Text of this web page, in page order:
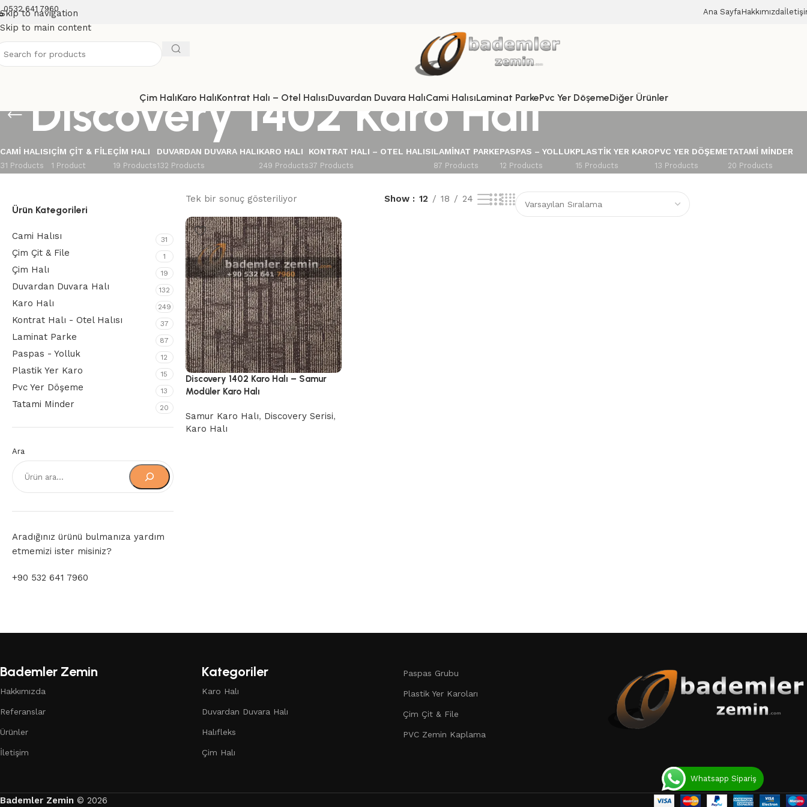
Skip to navigation
Skip to main content
0532 641 7960 Ana SayfaHakkımızda
Çim HalıKaro HalıKontrat Halı – Otel HalısıDuvardan Duvara HalıCami HalısıLaminat ParkePvc Yer DöşemeDiğer Ürünler
Discovery 1402 Karo Halı
CAMI HALISI
31 Products
ÇIM ÇIT & FILE
1 Product
ÇIM HALI
19 Products
DUVARDAN DUVARA HALI
132 Products
KARO HALI
249 Products
KONTRAT HALI – OTEL HALISI
37 Products
LAMINAT PARKE
87 Products
PASPAS – YOLLUK
12 Products
PLASTIK YER KARO
15 Products
PVC YER DÖŞEME
13 Products
TATAMI MINDER
20 Products
Ürün Kategorileri
Cami Halısı 31
Çim Çit & File 1
Çim Halı 19
Duvardan Duvara Halı 132
Karo Halı 249
Kontrat Halı - Otel Halısı 37
Laminat Parke 87
Paspas - Yolluk 12
Plastik Yer Karo 15
Pvc Yer Döşeme 13
Tatami Minder 20
Ara
Aradığınız ürünü bulmanıza yardım
etmemizi ister misiniz?
+90 532 641 7960
Tek bir sonuç gösteriliyor Show 12 18 24
Discovery 1402 Karo Halı – Samur
Modüler Karo Halı
Samur Karo Halı, Discovery Serisi,
Karo Halı
Bademler Zemin
Hakkımızda
Referanslar
Ürünler
İletişim
Kategoriler
Karo Halı
Duvardan Duvara Halı
Halıfleks
Çim Halı
Paspas Grubu
Plastik Yer Karoları
Çim Çit & File
PVC Zemin Kaplama
Bademler Zemin © 2026
Whatsapp Sipariş